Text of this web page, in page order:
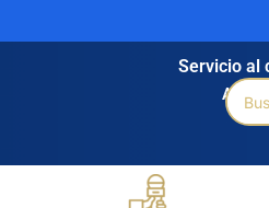
Servicio al
Buscar
por: